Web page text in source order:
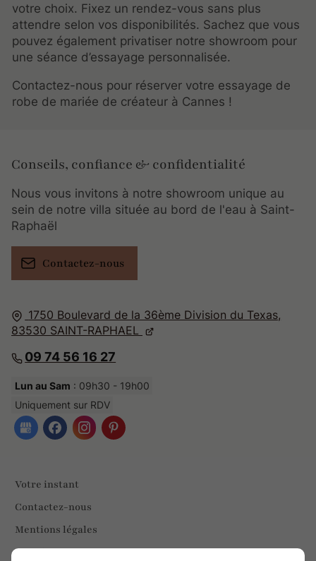
votre choix. Fixez un rendez-vous sans plus
attendre selon vos disponibilités. Sachez que vous
pouvez également privatiser notre showroom pour
une séance d’essayage personnalisée.
Contactez-nous pour réserver votre essayage de
robe de mariée de créateur à Cannes !
1750 Boulevard de la 36ème Division du Texas,
83530 SAINT-RAPHAEL
09 74 56 16 27
Lun au Sam : 09h30 - 19h00
Uniquement sur RDV
Votre instant
Contactez-nous
Mentions légales
Plan du site
Conseils, confiance & confidentialité
Nous vous invitons à notre showroom unique au
sein de notre villa située au bord de l'eau à Saint-
Raphaël
Contactez-nous